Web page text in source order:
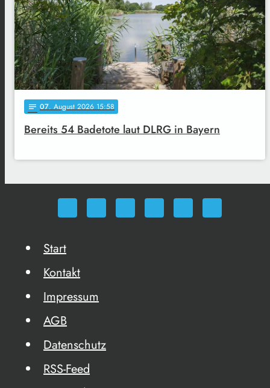
notes 07. August 2026 15:58
Bereits 54 Badetote laut DLRG in Bayern
Start
Kontakt
Impressum
AGB
Datenschutz
RSS-Feed